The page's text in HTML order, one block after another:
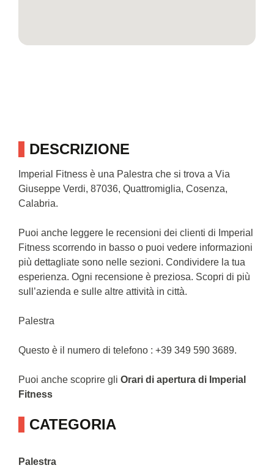
DESCRIZIONE
Imperial Fitness è una Palestra che si trova a Via
Giuseppe Verdi, 87036, Quattromiglia, Cosenza,
Calabria.
Puoi anche leggere le recensioni dei clienti di Imperial
Fitness scorrendo in basso o puoi vedere informazioni
più dettagliate sono nelle sezioni. Condividere la tua
esperienza. Ogni recensione è preziosa. Scopri di più
sull’azienda e sulle altre attività in città.
Palestra
Questo è il numero di telefono : +39 349 590 3689.
Puoi anche scoprire gli Orari di apertura di Imperial
Fitness
CATEGORIA
Palestra